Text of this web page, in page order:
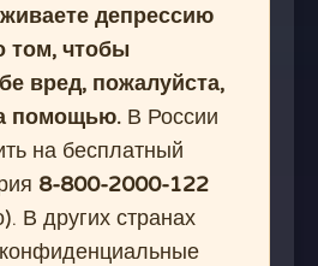
депрессию
том, чтобы
вред, пожалуйста,
помощью. В России
на бесплатный
8-800-2000-122
В других странах